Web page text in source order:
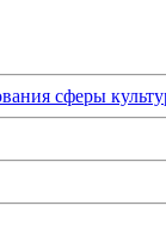
сферы